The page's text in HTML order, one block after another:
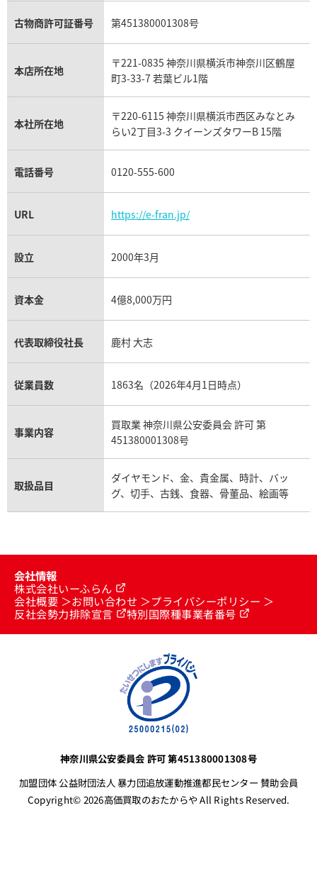
アクアマリン買取
オメガ買取
カルティエ買取
フランク ミュラー買取
リシャール・ミル買取
パネライ買取
チューダー（チュードル）買取
プラダ買取
モーブッサン買取
古物商許可証番号 第451380001308号
本店所在地
〒221-0835 神奈川県横浜市神奈川区鶴屋
町3-33-7 若葉ビル1階
本社所在地
〒220-6115 神奈川県横浜市西区みなとみ
らい2丁目3-3 クイーンズタワーB 15階
電話番号 0120-555-600
URL https://e-fran.jp/
設立 2000年3月
資本金 4億8,000万円
代表取締役社長 鹿村 大志
従業員数 1863名（2026年4月1日時点）
事業内容
買取業 神奈川県公安委員会 許可 第
451380001308号
取扱品目
ダイヤモンド、金、貴金属、時計、バッ
グ、切手、古銭、食器、骨董品、絵画等
会社情報
株式会社いーふらん
会社概要
お問い合わせ
プライバシーポリシー
反社会勢力排除宣言
特別国際種事業者番号
神奈川県公安委員会 許可 第451380001308号
加盟団体 公益財団法人 暴力団追放運動推進都民センター 賛助会員
Copyright© 2026高価買取のおたからや All Rights Reserved.